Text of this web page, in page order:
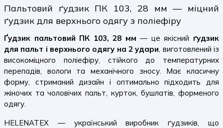
Пальтовий ґудзик ПК 103, 28 мм — міцний
ґудзик для верхнього одягу з поліефіру
Ґудзик пальтовий ПК 103, 28 мм — це якісний ґудзик
для пальт і верхнього одягу на 2 удари, виготовлений із
високоміцного поліефіру, стійкого до температурних
перепадів, вологи та механічного зносу. Має класичну
форму, стриманий дизайн і оптимально підходить для
жіночих та чоловічих пальт, курток, бушлатів, форменого
одягу.
HELENATEX — український виробник ґудзиків, що